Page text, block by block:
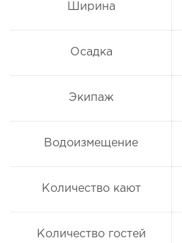
Ширина
Осадка
Экипаж
Водоизмещение
Количество кают
Количество гостей